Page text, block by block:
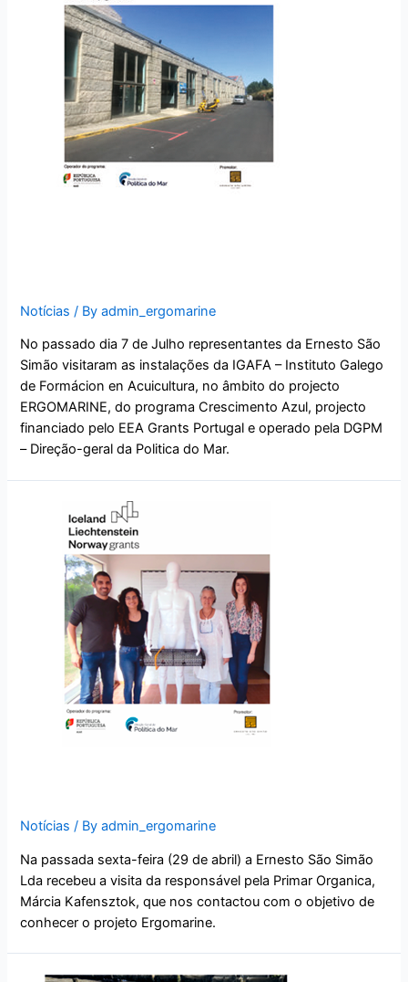
Notícias / Byadmin_ergomarine
No passado dia 7 de Julho representantes da Ernesto São
Simão visitaram as instalações da IGAFA – Instituto Galego
de Formácion en Acuicultura, no âmbito do projecto
ERGOMARINE, do programa Crescimento Azul, projecto
financiado pelo EEA Grants Portugal e operado pela DGPM
– Direção-geral da Politica do Mar.
Notícias / Byadmin_ergomarine
Na passada sexta-feira (29 de abril) a Ernesto São Simão
Lda recebeu a visita da responsável pela Primar Organica,
Márcia Kafensztok, que nos contactou com o objetivo de
conhecer o projeto Ergomarine.